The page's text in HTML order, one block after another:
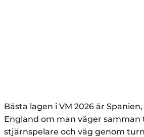
Bästa lagen i VM 2026 är
England om man väger
stjärnspelare och väg genom